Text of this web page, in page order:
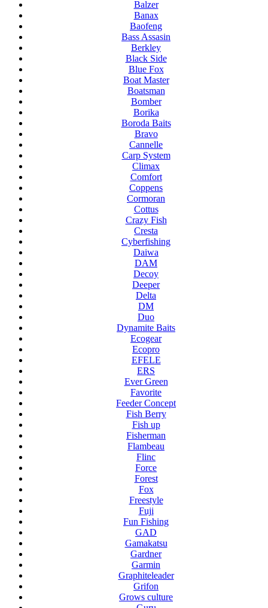
Balzer
Banax
Baofeng
Bass Assasin
Berkley
Black Side
Blue Fox
Boat Master
Boatsman
Bomber
Borika
Boroda Baits
Bravo
Cannelle
Carp System
Climax
Comfort
Coppens
Cormoran
Cottus
Crazy Fish
Cresta
Cyberfishing
Daiwa
DAM
Decoy
Deeper
Delta
DM
Duo
Dynamite Baits
Ecogear
Ecopro
EFELE
ERS
Ever Green
Favorite
Feeder Concept
Fish Berry
Fish up
Fisherman
Flambeau
Flinc
Force
Forest
Fox
Freestyle
Fuji
Fun Fishing
GAD
Gamakatsu
Gardner
Garmin
Graphiteleader
Grifon
Grows culture